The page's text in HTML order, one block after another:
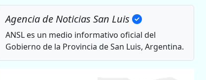
Agencia de Noticias San Luis
ANSL es un medio informativo oficial del
Gobierno de la Provincia de San Luis, Argentina.